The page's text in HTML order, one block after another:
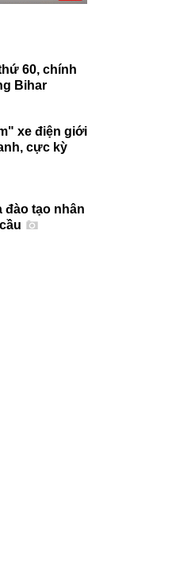
60, chính
Bihar
xe điện giới
cực kỳ
đào tạo nhân